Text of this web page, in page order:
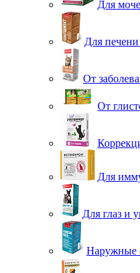
Для
Для
От
От
Для
Для глаз и
Наружные